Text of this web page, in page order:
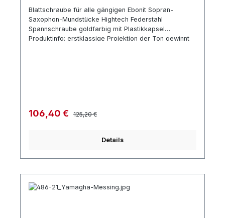
Blattschraube für alle gängigen Ebonit Sopran-
Saxophon-Mundstücke Hightech Federstahl
Spannschraube goldfarbig mit Plastikkapsel
Produktinfo: erstklassige Projektion der Ton gewinnt
Verkaufspreis:
106,40 € Regulärer Preis:
125,20 €
Details